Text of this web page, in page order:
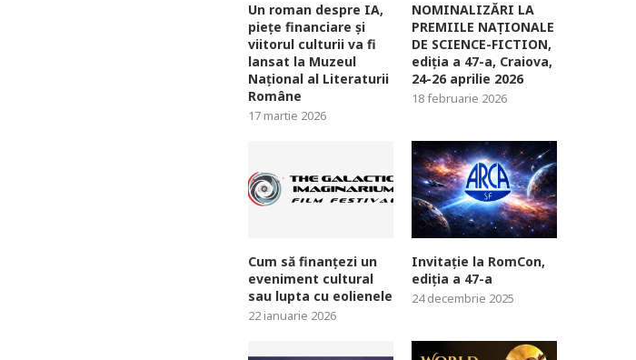
Un roman despre IA,
piețe financiare și
viitorul culturii va fi
lansat la Muzeul
Național al Literaturii
Române
17 martie 2026
NOMINALIZĂRI LA
PREMIILE NAȚIONALE
DE SCIENCE-FICTION,
ediția a 47-a, Craiova,
24-26 aprilie 2026
18 februarie 2026
Cum să finanțezi un
eveniment cultural
sau lupta cu eolienele
22 ianuarie 2026
Invitație la RomCon,
ediția a 47-a
24 decembrie 2025